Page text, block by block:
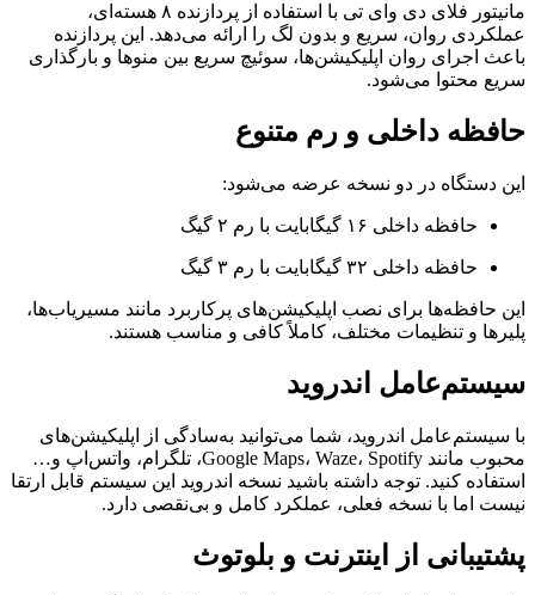
مانیتور فلای دی وای تی با استفاده از پردازنده ۸ هسته‌ای،
عملکردی روان، سریع و بدون لگ را ارائه می‌دهد. این پردازنده
باعث اجرای روان اپلیکیشن‌ها، سوئیچ سریع بین منوها و بارگذاری
سریع محتوا می‌شود.
حافظه داخلی و رم متنوع
این دستگاه در دو نسخه عرضه می‌شود:
حافظه داخلی ۱۶ گیگابایت با رم ۲ گیگ
حافظه داخلی ۳۲ گیگابایت با رم ۳ گیگ
این حافظه‌ها برای نصب اپلیکیشن‌های پرکاربرد مانند مسیریاب‌ها،
پلیرها و تنظیمات مختلف، کاملاً کافی و مناسب هستند.
سیستم‌عامل اندروید
با سیستم‌عامل اندروید، شما می‌توانید به‌سادگی از اپلیکیشن‌های
محبوب مانند Google Maps، Waze، Spotify، تلگرام، واتس‌اپ و…
استفاده کنید. توجه داشته باشید نسخه اندروید این سیستم قابل ارتقا
نیست اما با نسخه فعلی، عملکرد کامل و بی‌نقصی دارد.
پشتیبانی از اینترنت و بلوتوث